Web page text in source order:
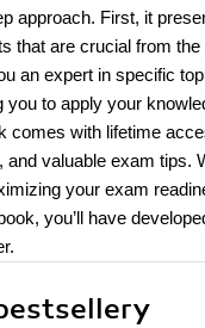
approach. First, it
that are crucial from
an expert in specific
you to apply your
comes with lifetime
and valuable exam tips.
your exam
you’ll have